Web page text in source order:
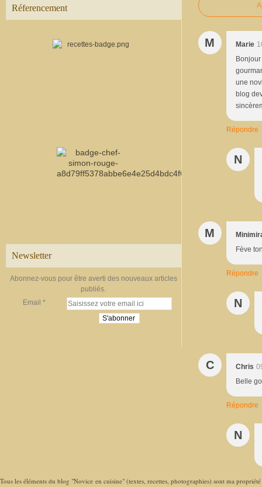
Réferencement
Newsletter
Abonnez-vous pour être averti des nouveaux articles
publiés.
Email
M Marie
une
blog
Répondre
N
M
Fève
Répondre
N
C Chris
Belle
Répondre
N
Tous les éléments du blog "Novice en cuisine" (textes, recettes, photographies) sont ma